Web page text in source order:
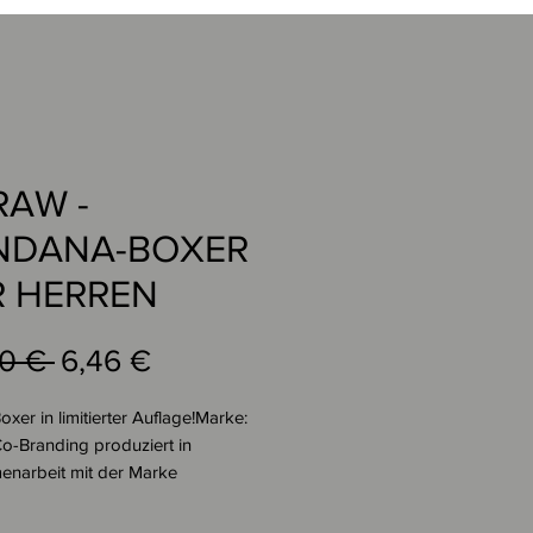
-
BOXER
HERREN
€ Standardpreis
6,46 €
in limitierter Auflage!Marke:
Branding produziert in
mit der Marke
92% Polyester 8%